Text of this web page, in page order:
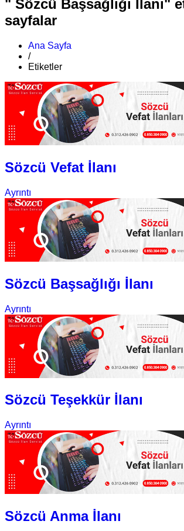
" Sözcü Başsağlığı İlanı"
sayfalar
Ana Sayfa
/
Etiketler
Sözcü Vefat İlanı
Ayrıntı
Sözcü Başsağlığı İlanı
Ayrıntı
Sözcü Teşekkür İlanı
Ayrıntı
Sözcü Anma İlanı